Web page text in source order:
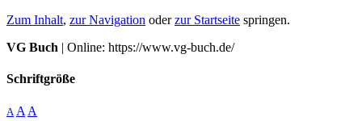
Zum Inhalt, zur Navigation oderzur Startseite springen.
VG Buch | Online: https://www.vg-buch.de/
Schriftgröße
A A A